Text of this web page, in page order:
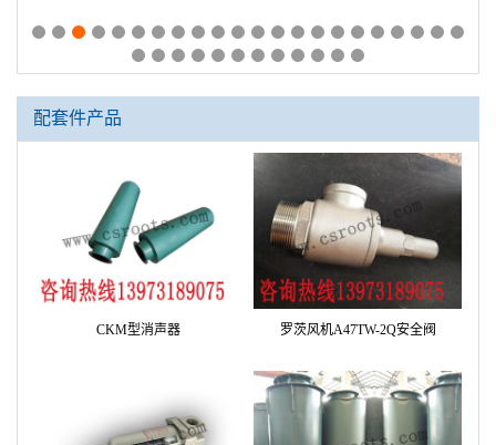
配套件产品
CKM型消声器 罗茨风机A47TW-2Q安全阀